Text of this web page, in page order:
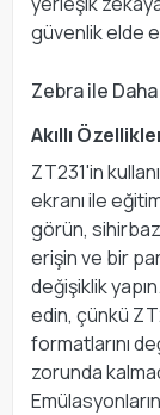
güvenlik elde
Zebra ile
Akıllı
ZT231'in
ekranı ile
görün,
erişin ve bir
değişiklik
edin, çünkü
formatlarını
zorunda